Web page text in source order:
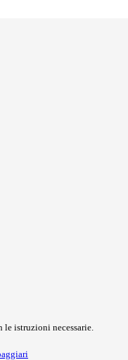
istruzioni necessarie.